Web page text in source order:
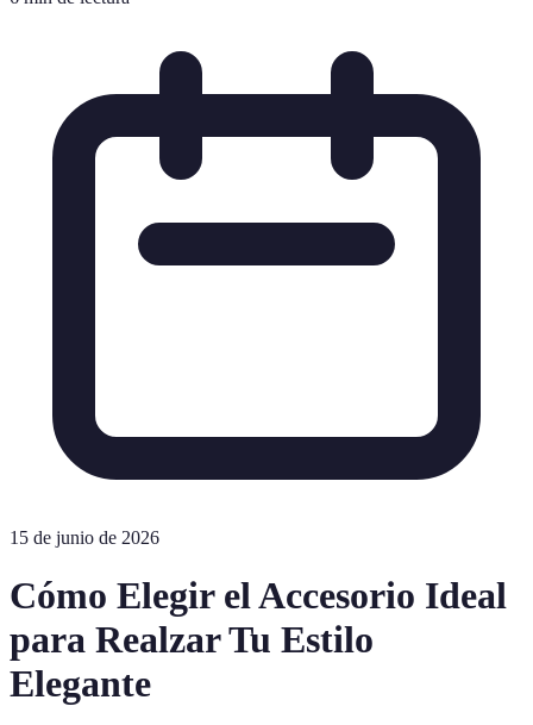
15 de junio de 2026
Cómo Elegir el Accesorio Ideal
para Realzar Tu Estilo
Elegante